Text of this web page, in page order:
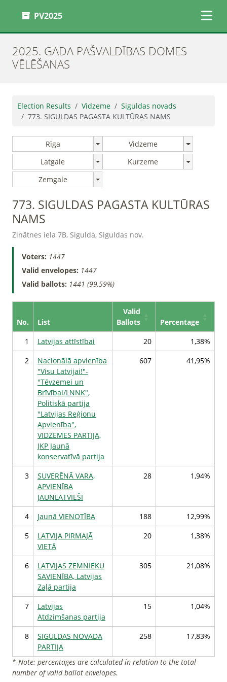
PV2025
2025. GADA PAŠVALDĪBAS DOMES
VĒLĒŠANAS
Election Results Vidzeme
Siguldas novads
773. SIGULDAS PAGASTA KULTŪRAS NAMS
Rīga
Vidzeme
Latgale
Kurzeme
Zemgale
773. SIGULDAS PAGASTA KULTŪRAS
NAMS
Zinātnes iela 7B, Sigulda, Siguldas nov.
Voters: 1447
Valid envelopes: 1447
Valid ballots: 1441 (99,59%)
No. List
Valid
Ballots
Percentage
1
Latvijas attīstībai 20
1,38%
2
Nacionālā apvienība
"Visu Latvijai!"-
"Tēvzemei un
Brīvībai/LNNK",
Politiskā partija
"Latvijas Reģionu
Apvienība",
VIDZEMES PARTIJA,
JKP Jaunā
konservatīvā partija
607 41,95%
3
SUVERĒNĀ VARA,
APVIENĪBA
JAUNLATVIEŠI
28 1,94%
4 Jaunā VIENOTĪBA 188
12,99%
5
LATVIJA PIRMAJĀ
VIETĀ
20 1,38%
6
LATVIJAS ZEMNIEKU
SAVIENĪBA, Latvijas
Zaļā partija
305 21,08%
7
Latvijas
Atdzimšanas partija
15 1,04%
8
SIGULDAS NOVADA
PARTIJA
258 17,83%
* Note: percentages are calculated in relation to the total
number of valid ballot envelopes.